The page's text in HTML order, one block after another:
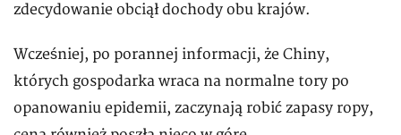
zdecydowanie obciął dochody obu krajów.
Wcześniej, po porannej informacji, że Chiny,
których gospodarka wraca na normalne tory po
opanowaniu epidemii, zaczynają robić zapasy ropy,